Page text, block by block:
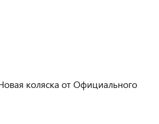
коляска от Официального